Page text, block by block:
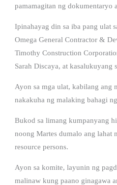
pamamagitan ng dokumentaryo
Ipinahayag din sa iba pang ulat
Omega General Contractor &
Timothy Construction
Sarah Discaya, at kasalukuyang
Ayon sa mga ulat, kabilang ang
nakakuha ng malaking bahagi
Bukod sa limang kumpanyang
noong Martes dumalo ang lahat
resource persons.
Ayon sa komite, layunin ng
malinaw kung paano ginagawa